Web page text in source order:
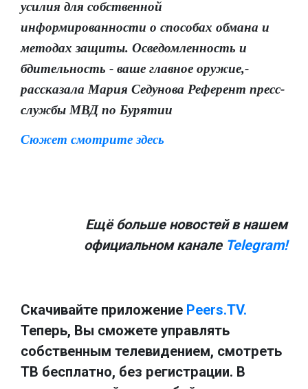
усилия для собственной
информированности о способах обмана и
методах защиты. Осведомленность и
бдительность - ваше главное оружие,-
рассказала Мария Седунова Референт пресс-
службы МВД по Бурятии
Сюжет смотрите здесь
Ещё больше новостей в нашем
официальном канале Telegram!
Скачивайте приложение Peers.TV.
Теперь, Вы сможете управлять
собственным телевидением, смотреть
ТВ бесплатно, без регистрации. В